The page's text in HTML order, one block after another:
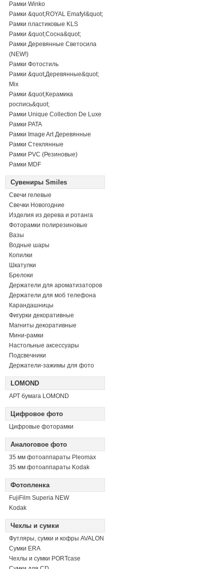
Рамки Winko
Рамки &quot;ROYAL Emafyl&quot;
Рамки пластиковые KLS
Рамки &quot;Сосна&quot;
Рамки Деревянные Светосила
(NEW!)
Рамки Фотостиль
Рамки &quot;Деревянные&quot;
Mix
Рамки &quot;Керамика
роспись&quot;
Рамки Unique Collection De Luxe
Рамки PATA
Рамки Image Art Деревянные
Рамки Стеклянные
Рамки PVC (Резиновые)
Рамки MDF
Сувениры Smiles
Свечи гелевые
Свечки Новогодние
Изделия из дерева и ротанга
Фоторамки полирезиновые
Вазы
Водные шары
Копилки
Шкатулки
Брелоки
Держатели для ароматизаторов
Держатели для моб телефона
Карандашницы
Фигурки декоративные
Магниты декоративные
Мини-рамки
Настольные аксессуары
Подсвечники
Держатели-зажимы для фото
LOMOND
АРТ бумага LOMOND
Цифровое фото
Цифровые фоторамки
Аналоговое фото
35 мм фотоаппараты Pleomax
35 мм фотоаппараты Kodak
Фотопленка
FujiFilm Superia NEW
Kodak
Чехлы и сумки
Футляры, сумки и кофры AVALON
Сумки ERA
Чехлы и сумки PORTcase